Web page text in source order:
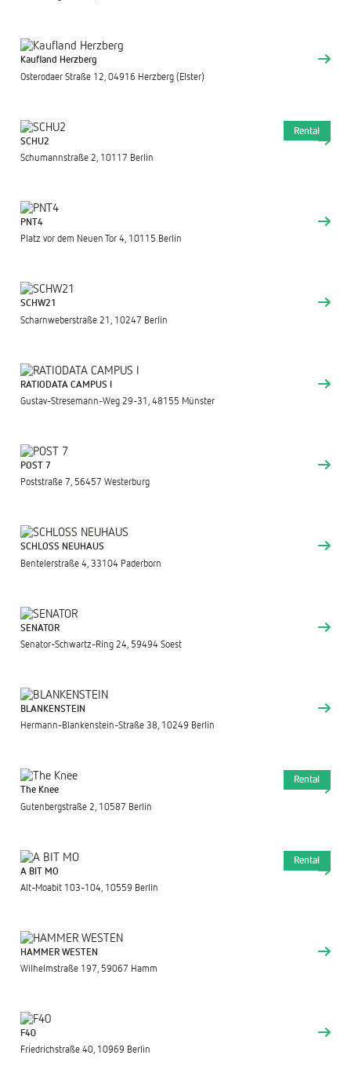
Kaufland Herzberg
Osterodaer Straße 12, 04916 Herzberg (Elster)
Rental
SCHU2
Schumannstraße 2, 10117 Berlin
PNT4
Platz vor dem Neuen Tor 4, 10115 Berlin
SCHW21
Scharnweberstraße 21, 10247 Berlin
RATIODATA CAMPUS I
Gustav-Stresemann-Weg 29-31, 48155 Münster
POST 7
Poststraße 7, 56457 Westerburg
SCHLOSS NEUHAUS
Bentelerstraße 4, 33104 Paderborn
SENATOR
Senator-Schwartz-Ring 24, 59494 Soest
BLANKENSTEIN
Hermann-Blankenstein-Straße 38, 10249 Berlin
Rental
The Knee
Gutenbergstraße 2, 10587 Berlin
Rental
A BIT MO
Alt-Moabit 103-104, 10559 Berlin
HAMMER WESTEN
Wilhelmstraße 197, 59067 Hamm
F40
Friedrichstraße 40, 10969 Berlin